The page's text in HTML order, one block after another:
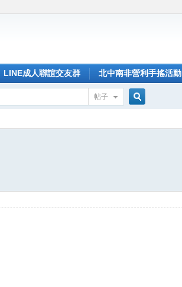
LINE成人聯誼交友群 北中南非營利手搖活動
帖子